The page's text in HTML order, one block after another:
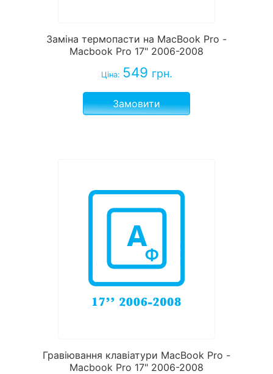
Заміна термопасти на MacBook Pro -
Macbook Pro 17" 2006-2008
Ціна: 549 грн.
Замовити
Гравіювання клавіатури MacBook Pro -
Macbook Pro 17" 2006-2008